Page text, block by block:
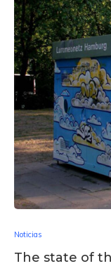
Noticias
The state of